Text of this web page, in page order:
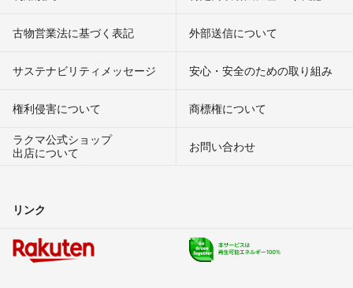
古物営業法に基づく表記 外部送信について
サステナビリティメッセージ 安心・安全のための取り組み
権利侵害について
商標権について
ラクマ公式ショップ
出店について
お問い合わせ
リンク